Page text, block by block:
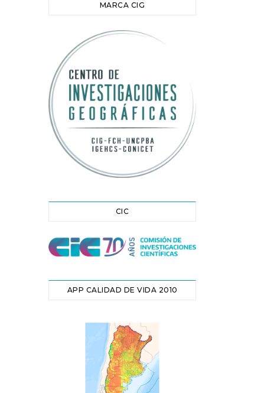
MARCA CIG
CIC
APP CALIDAD DE VIDA 2010